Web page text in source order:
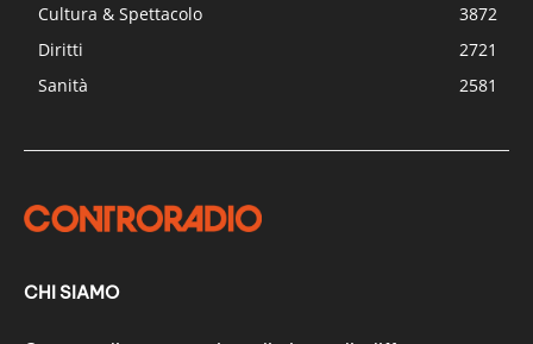
Cultura & Spettacolo
3872
Diritti
2721
Sanità
2581
CHI SIAMO